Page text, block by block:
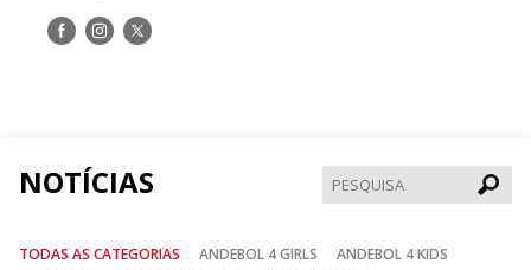
Siga-Siga-Siga-
NOTÍCIAS
TODAS AS CATEGORIAS ANDEBOL 4 GIRLS
ANDEBOL 4 KIDS